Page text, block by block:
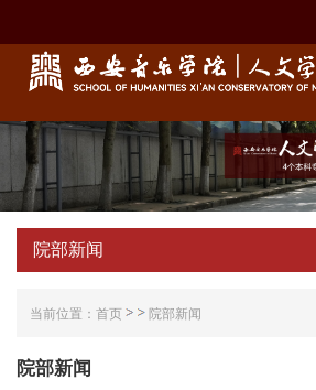
院部新闻
当前位置： 首页 院部新闻
院部新闻